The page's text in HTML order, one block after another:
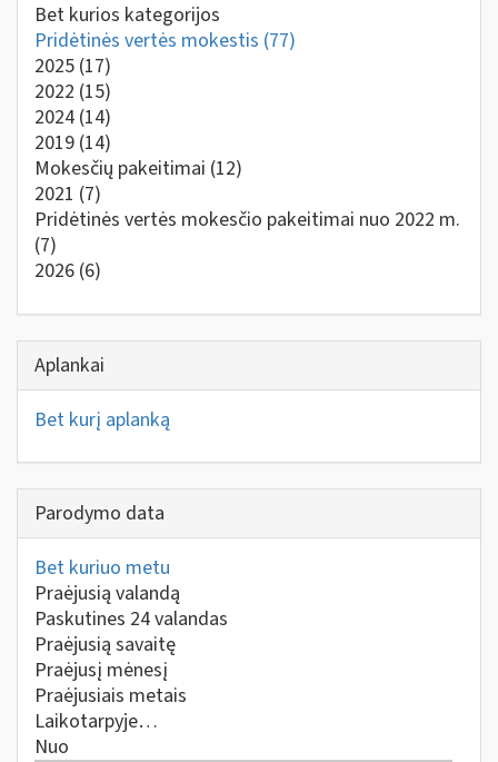
Bet kurios kategorijos
Pridėtinės vertės mokestis (77)
2025 (17)
2022 (15)
2024 (14)
2019 (14)
Mokesčių pakeitimai (12)
2021 (7)
Pridėtinės vertės mokesčio pakeitimai nuo 2022 m.
(7)
2026 (6)
Aplankai
Bet kurį aplanką
Parodymo data
Bet kuriuo metu
Praėjusią valandą
Paskutines 24 valandas
Praėjusią savaitę
Praėjusį mėnesį
Praėjusiais metais
Laikotarpyje…
Nuo